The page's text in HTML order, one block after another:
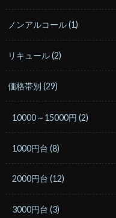
ノンアルコール(1)
リキュール(2)
価格帯別(29)
10000～15000円(2)
1000円台(8)
2000円台(12)
3000円台(3)